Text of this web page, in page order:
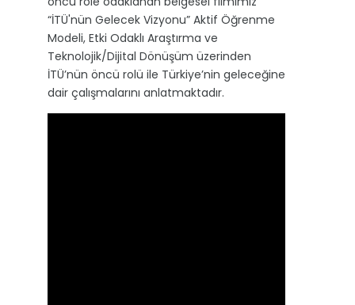
“İTÜ'nün Gelecek Vizyonu” Aktif Öğrenme
Modeli, Etki Odaklı Araştırma ve
Teknolojik/Dijital Dönüşüm üzerinden
İTÜ’nün öncü rolü ile Türkiye’nin geleceğine
dair çalışmalarını anlatmaktadır.